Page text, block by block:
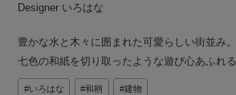
Designer いろはな
豊かな水と木々に囲まれた可愛らしい街並み。
七色の和紙を切り取ったような遊び心あふれる
いろはな 和柄 建物